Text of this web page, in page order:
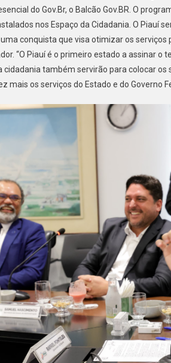
do Gov.Br, o Balcão Gov.BR. O
nos Espaço da Cidadania. O Piauí
uma conquista que visa otimizar os
“O Piauí é o primeiro estado a assinar o
cidadania também servirão para colocar
mais os serviços do Estado e do Governo